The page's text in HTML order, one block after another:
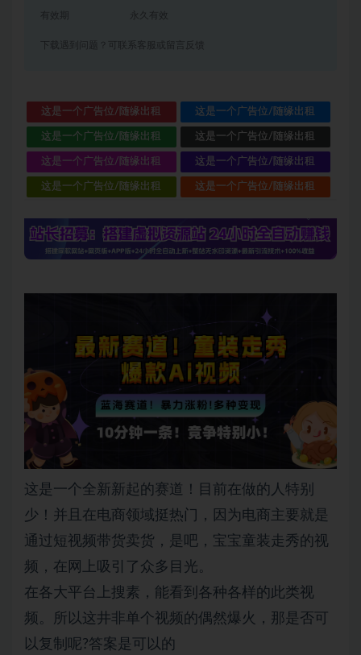
有效期 永久有效
下载遇到问题？可联系客服或留言反馈
这是一个广告位/随缘出租 这是一个广告位/随缘出租
这是一个广告位/随缘出租 这是一个广告位/随缘出租
这是一个广告位/随缘出租 这是一个广告位/随缘出租
这是一个广告位/随缘出租 这是一个广告位/随缘出租
这是一个全新新起的赛道！目前在做的人特别
少！并且在电商领域挺热门，因为电商主要就是
通过短视频带货卖货，是吧，宝宝童装走秀的视
频，在网上吸引了众多目光。
在各大平台上搜素，能看到各种各样的此类视
频。所以这井非单个视频的偶然爆火，那是否可
以复制呢?答案是可以的